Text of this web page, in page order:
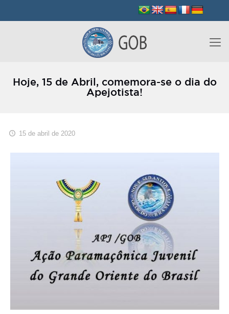
Hoje, 15 de Abril, comemora-se o dia do
Apejotista!
15 de abril de 2020